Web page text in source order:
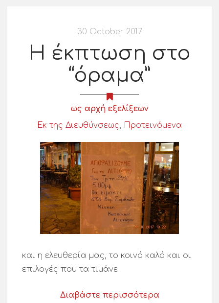
30 October 2017
Η έκπτωση στο
“όραμα”
ως αρχή εξελίξεων
Εκ της Διευθύνσεως, Προτεινόμενα
και η ελευθερία μας, το κοινό καλό και οι
επιλογές που τα τιμάνε
Διαβάστε περισσότερα